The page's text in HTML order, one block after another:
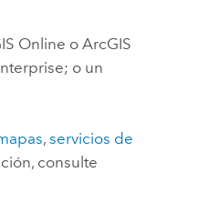
Online oArcGIS
; o un
,servicios de
consulte